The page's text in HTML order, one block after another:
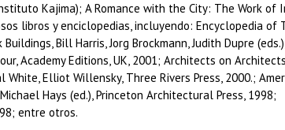
Kajima); A Romance with the City: The Work of
libros y enciclopedias, incluyendo: Encyclopedia of
Bill Harris, Jorg Brockmann, Judith Dupre
Academy Editions, UK, 2001; Architects on
White, Elliot Willensky, Three Rivers Press, 2000.;
Hays (ed.), Princeton Architectural Press, 1998;
entre otros.